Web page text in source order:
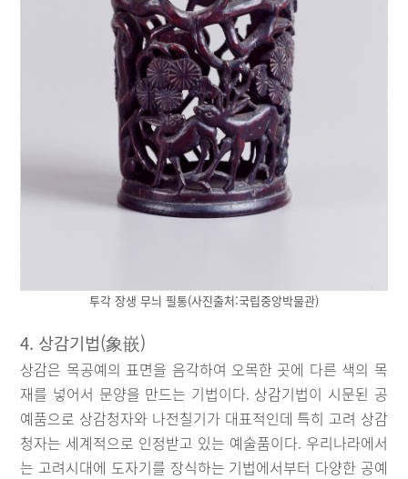
투각 장생 무늬 필통(사진출처:국립중앙박물관)
4. 상감기법(象嵌)
상감은 목공예의 표면을 음각하여 오목한 곳에 다른 색의 목
재를 넣어서 문양을 만드는 기법이다. 상감기법이 시문된 공
예품으로 상감청자와 나전칠기가 대표적인데 특히 고려 상감
청자는 세계적으로 인정받고 있는 예술품이다. 우리나라에서
는 고려시대에 도자기를 장식하는 기법에서부터 다양한 공예